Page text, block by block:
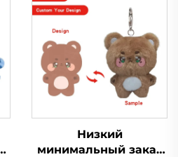
Низкий
минимальный заказ